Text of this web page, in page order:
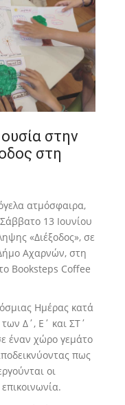
στην
στη
ατμόσφαιρα,
13 Ιουνίου
«Διέξοδος», σε
Αχαρνών, στη
Booksteps Coffee
Ημέρας κατά
Δ΄, Ε΄ και ΣΤ΄
έναν χώρο γεμάτο
πως
οι